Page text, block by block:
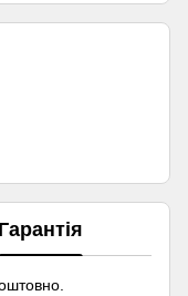
Гарантія